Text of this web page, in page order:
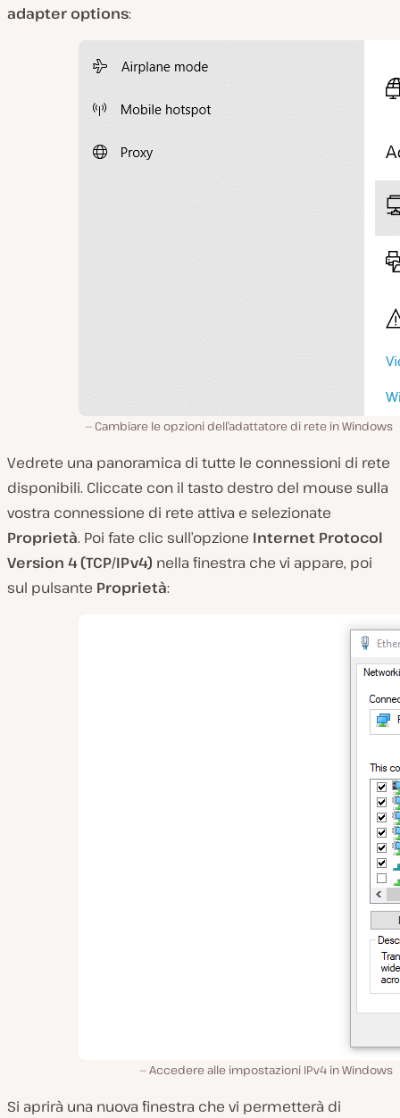
adapter options:
Cambiare le opzioni dell’adattatore di rete in Windows
Vedrete una panoramica di tutte le connessioni di rete
disponibili. Cliccate con il tasto destro del mouse sulla
vostra connessione di rete attiva e selezionate
Proprietà. Poi fate clic sull’opzione Internet Protocol
Version 4 (TCP/IPv4) nella finestra che vi appare, poi
sul pulsante Proprietà:
Accedere alle impostazioni IPv4 in Windows
Si aprirà una nuova finestra che vi permetterà di